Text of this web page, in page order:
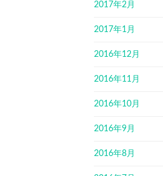
2017年2月
2017年1月
2016年12月
2016年11月
2016年10月
2016年9月
2016年8月